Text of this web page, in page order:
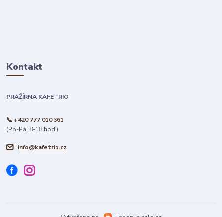
Kontakt
PRAŽÍRNA KAFETRIO
📞 +420 777 010 361
(Po-Pá, 8-18 hod.)
info@kafetrio.cz